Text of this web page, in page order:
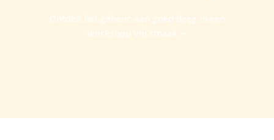
Ontdek het geheim van goed deeg in een
workshop vol smaak ⭢